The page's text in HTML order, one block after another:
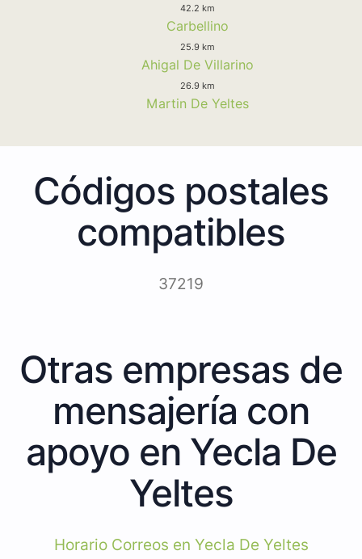
42.2 km
Carbellino
25.9 km
Ahigal De Villarino
26.9 km
Martin De Yeltes
Códigos postales
compatibles
37219
Otras empresas de
mensajería con
apoyo en Yecla De
Yeltes
Horario Correos en Yecla De Yeltes